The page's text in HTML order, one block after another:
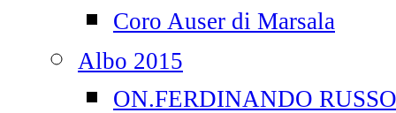
Coro Auser di Marsala
Albo 2015
ON.FERDINANDO RUSSO